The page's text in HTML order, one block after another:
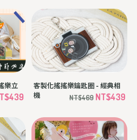
樂立
客製化搖搖樂鑰匙圈 - 經典相
機
NT$469 NT$439